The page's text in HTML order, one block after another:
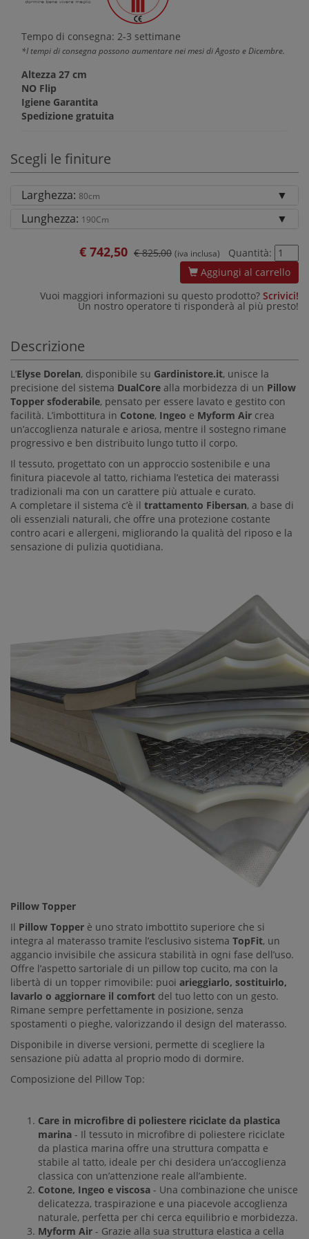
Tempo di consegna: 2-3 settimane
*I tempi di consegna possono aumentare nei mesi di Agosto e Dicembre.
Altezza 27 cm
NO Flip
Igiene Garantita
Spedizione gratuita
Scegli le finiture
Larghezza: 80cm
Lunghezza: 190Cm
€ 742,50 € 825,00 (iva inclusa)
Quantità:
Aggiungi al carrello
Vuoi maggiori informazioni su questo prodotto? Scrivici!
Un nostro operatore ti risponderà al più presto!
Descrizione
L’Elyse Dorelan, disponibile su Gardinistore.it, unisce la
precisione del sistema DualCore alla morbidezza di un Pillow
Topper sfoderabile, pensato per essere lavato e gestito con
facilità. L’imbottitura in Cotone, Ingeo e Myform Air crea
un’accoglienza naturale e ariosa, mentre il sostegno rimane
progressivo e ben distribuito lungo tutto il corpo.
Il tessuto, progettato con un approccio sostenibile e una
finitura piacevole al tatto, richiama l’estetica dei materassi
tradizionali ma con un carattere più attuale e curato.
A completare il sistema c’è il trattamento Fibersan, a base di
oli essenziali naturali, che offre una protezione costante
contro acari e allergeni, migliorando la qualità del riposo e la
sensazione di pulizia quotidiana.
Pillow Topper
Il Pillow Topper è uno strato imbottito superiore che si
integra al materasso tramite l’esclusivo sistema TopFit, un
aggancio invisibile che assicura stabilità in ogni fase dell’uso.
Offre l’aspetto sartoriale di un pillow top cucito, ma con la
libertà di un topper rimovibile: puoi arieggiarlo, sostituirlo,
lavarlo o aggiornare il comfort del tuo letto con un gesto.
Rimane sempre perfettamente in posizione, senza
spostamenti o pieghe, valorizzando il design del materasso.
Disponibile in diverse versioni, permette di scegliere la
sensazione più adatta al proprio modo di dormire.
Composizione del Pillow Top:
Care in microfibre di poliestere riciclate da plastica
marina - Il tessuto in microfibre di poliestere riciclate
da plastica marina offre una struttura compatta e
stabile al tatto, ideale per chi desidera un’accoglienza
classica con un’attenzione reale all’ambiente.
Cotone, Ingeo e viscosa - Una combinazione che unisce
delicatezza, traspirazione e una piacevole accoglienza
naturale, perfetta per chi cerca equilibrio e morbidezza.
Myform Air - Grazie alla sua struttura elastica a cella